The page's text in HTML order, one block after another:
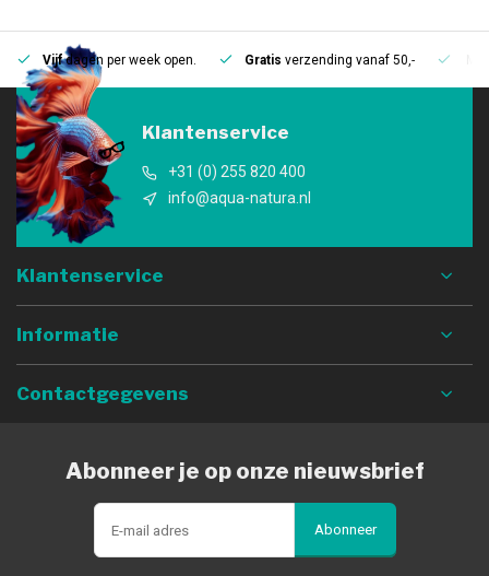
Vijfdagen per week open. Gratis verzending vanaf 50,-
Klantenservice
+31 (0) 255 820 400
info@aqua-natura.nl
Klantenservice
Informatie
Contactgegevens
Abonneer je op onze nieuwsbrief
Abonneer